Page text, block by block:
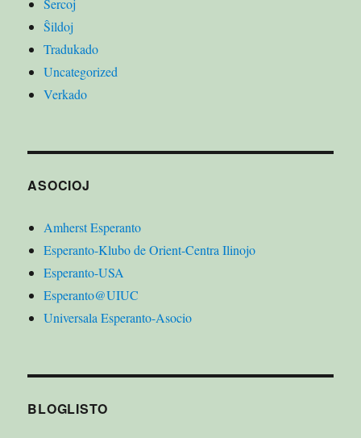
Ŝercoj
Ŝildoj
Tradukado
Uncategorized
Verkado
ASOCIOJ
Amherst Esperanto
Esperanto-Klubo de Orient-Centra Ilinojo
Esperanto-USA
Esperanto@UIUC
Universala Esperanto-Asocio
BLOGLISTO